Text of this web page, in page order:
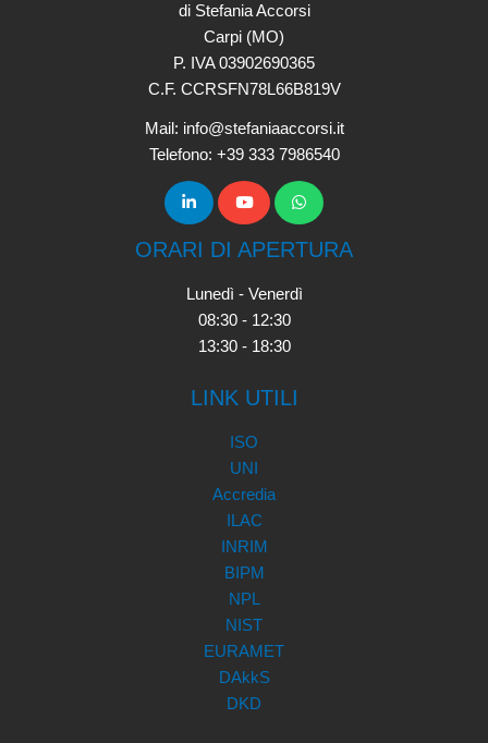
di Stefania Accorsi
Carpi (MO)
P. IVA 03902690365
C.F. CCRSFN78L66B819V
Mail: info@stefaniaaccorsi.it
Telefono: +39 333 7986540
ORARI DI APERTURA
Lunedì - Venerdì
08:30 - 12:30
13:30 - 18:30
LINK UTILI
ISO
UNI
Accredia
ILAC
INRIM
BIPM
NPL
NIST
EURAMET
DAkkS
DKD